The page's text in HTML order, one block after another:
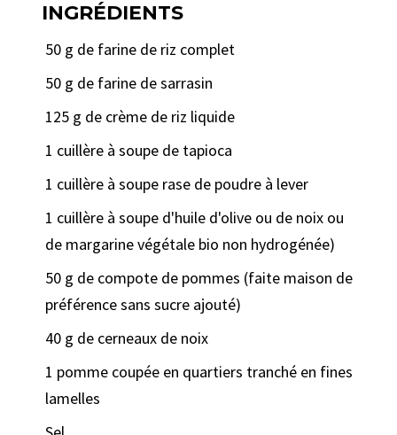
INGRÉDIENTS
50 g de farine de riz complet
50 g de farine de sarrasin
125 g de crème de riz liquide
1 cuillère à soupe de tapioca
1 cuillère à soupe rase de poudre à lever
1 cuillère à soupe d'huile d'olive ou de noix ou
de margarine végétale bio non hydrogénée)
50 g de compote de pommes (faite maison de
préférence sans sucre ajouté)
40 g de cerneaux de noix
1 pomme coupée en quartiers tranché en fines
lamelles